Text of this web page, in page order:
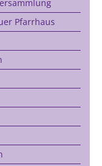
Pfarrhaus